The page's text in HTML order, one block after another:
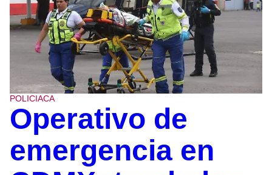
POLICIACA
Operativo de
emergencia en